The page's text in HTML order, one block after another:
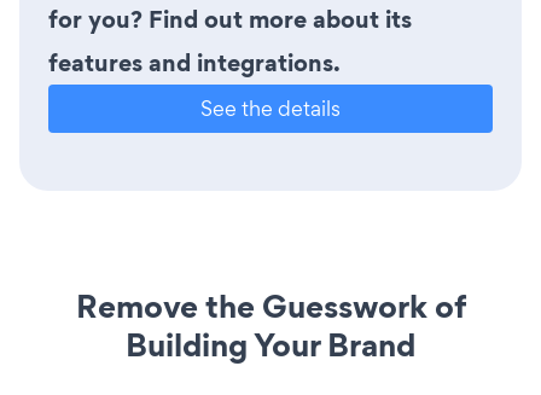
for you? Find out more about its
features and integrations.
See the details
Remove the Guesswork of
Building Your Brand